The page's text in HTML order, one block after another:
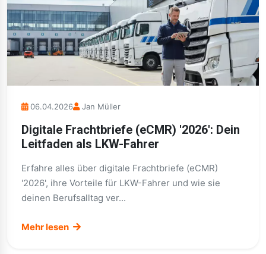
06.04.2026 Jan Müller
Digitale Frachtbriefe (eCMR) '2026': Dein
Leitfaden als LKW-Fahrer
Erfahre alles über digitale Frachtbriefe (eCMR)
'2026', ihre Vorteile für LKW-Fahrer und wie sie
deinen Berufsalltag ver...
Mehr lesen